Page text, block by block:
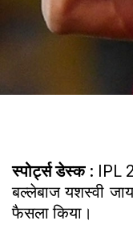
स्पोर्ट्स डेस्क : IPL
बल्लेबाज यशस्वी
फैसला किया।